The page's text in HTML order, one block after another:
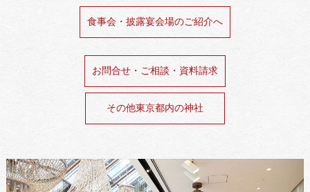
食事会・披露宴会場のご紹介へ
お問合せ・ご相談・資料請求
その他東京都内の神社